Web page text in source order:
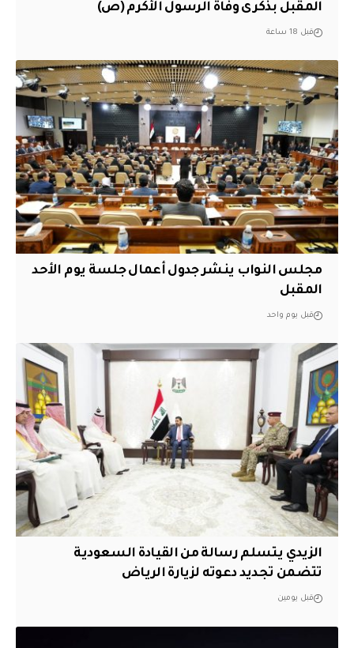
المقبل بذكرى وفاة الرسول الأكرم (ص)
قبل 18 ساعة
مجلس النواب ينشر جدول أعمال جلسة يوم الأحد
المقبل
قبل يوم واحد
الزيدي يتسلم رسالة من القيادة السعودية
تتضمن تجديد دعوته لزيارة الرياض
قبل يومين